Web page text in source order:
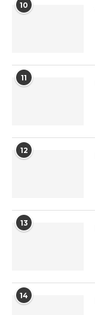
10
11
12
13
14